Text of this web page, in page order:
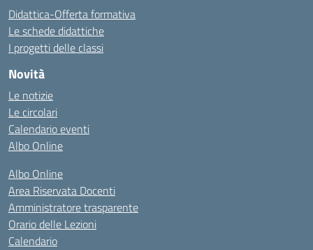
Didattica-Offerta formativa
Le schede didattiche
I progetti delle classi
Novità
Le notizie
Le circolari
Calendario eventi
Albo Online
Albo Online
Area Riservata Docenti
Amministratore trasparente
Orario delle Lezioni
Calendario